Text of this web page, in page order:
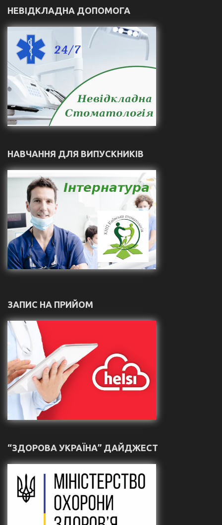
НЕВІДКЛАДНА ДОПОМОГА
НАВЧАННЯ ДЛЯ ВИПУСКНИКІВ
ЗАПИС НА ПРИЙОМ
“ЗДОРОВА УКРАЇНА” ДАЙДЖЕСТ